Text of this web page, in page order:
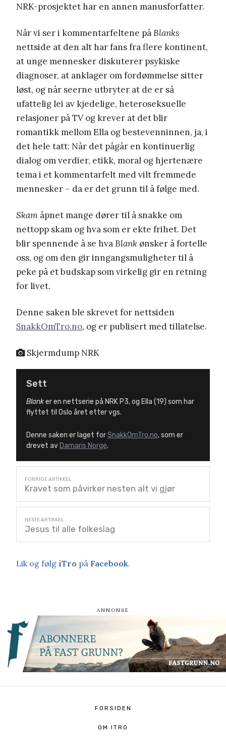
NRK-prosjektet har en annen manusforfatter.
Når vi ser i kommentarfeltene påBlanks
nettside at den alt har fans fra flere kontinent,
at unge mennesker diskuterer psykiske
diagnoser, at anklager om fordømmelse sitter
løst, og når seerne utbryter at de er så
ufattelig lei av kjedelige, heteroseksuelle
relasjoner på TV og krever at det blir
romantikk mellom Ella og bestevenninnen, ja, i
det hele tatt: Når det pågår en kontinuerlig
dialog om verdier, etikk, moral og hjertenære
tema i et kommentarfelt med vilt fremmede
mennesker – da er det grunn til å følge med.
Skam åpnet mange dører til å snakke om
nettopp skam og hva som er ekte frihet. Det
blir spennende å se hvaBlank ønsker å fortelle
oss, og om den gir inngangsmuligheter til å
peke på et budskap som virkelig gir en retning
for livet.
Denne saken ble skrevet for nettsiden
SnakkOmTro.no, og er publisert med tillatelse.
Skjermdump NRK
Sett
Blanker en nettserie på NRK P3, og Ella (19) som har
flyttet til Oslo året etter vgs.
Denne saken er laget forSnakkOmTro.no, som er
drevet avDamaris Norge.
Kravet som påvirker nesten alt vi gjør
Jesus til alle folkeslag
Lik og følg iTro på Facebook.
FORSIDEN
OM ITRO